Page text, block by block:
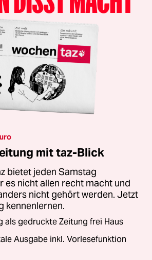
mit taz-Blick
bietet jeden Samstag
es nicht allen recht macht und
nicht gehört werden. Jetzt
kennenlernen.
als gedruckte Zeitung frei Haus
Ausgabe inkl. Vorlesefunktion